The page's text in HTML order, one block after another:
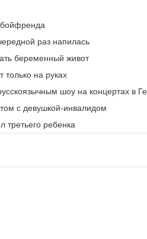
раз напилась
беременный живот
только на руках
шоу на концертах в
с девушкой-инвалидом
третьего ребенка